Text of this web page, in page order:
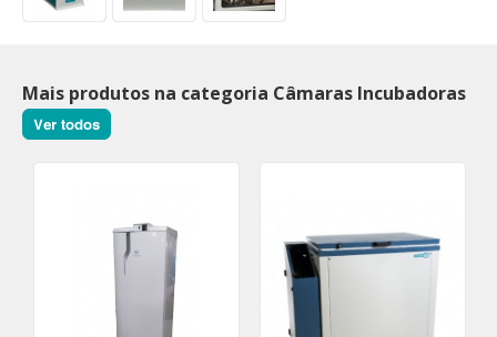
Mais produtos na categoria Câmaras Incubadoras